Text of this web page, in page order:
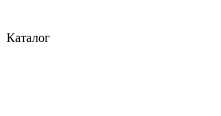
Каталог